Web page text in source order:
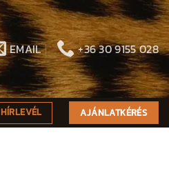
EMAIL +36 30 9155 028
HÍRLEVÉL AJÁNLATKÉRÉS